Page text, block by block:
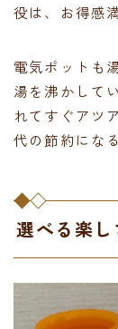
役は、お得感
電気ポットも
湯を沸かして
れてすぐアツ
代の節約にな
選べる楽